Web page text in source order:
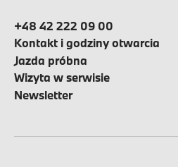
+48 42 222 09 00
Kontakt i godziny otwarcia
Jazda próbna
Wizyta w serwisie
Newsletter